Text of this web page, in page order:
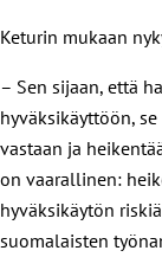
Keturin mukaan
– Sen sijaan, että
hyväksikäyttöön,
vastaan ja
on vaarallinen:
hyväksikäytön
suomalaisten